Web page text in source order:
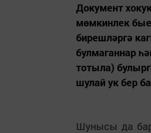
Документ
мөмкинлек
бирешләргә
булмаганнар
тотыла)
шулай ук бер
Шунысы да